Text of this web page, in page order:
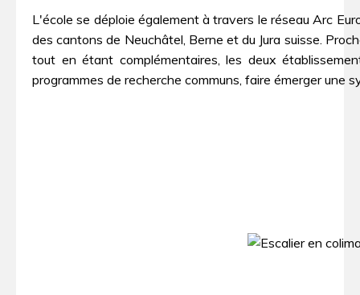
L'école se déploie également à travers le réseau Arc
des cantons de Neuchâtel, Berne et du Jura suisse.
tout en étant complémentaires, les deux
programmes de recherche communs, faire émerger une